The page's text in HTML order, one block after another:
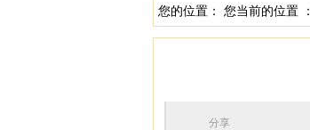
您的位置： 您当前的位置 ：
分享